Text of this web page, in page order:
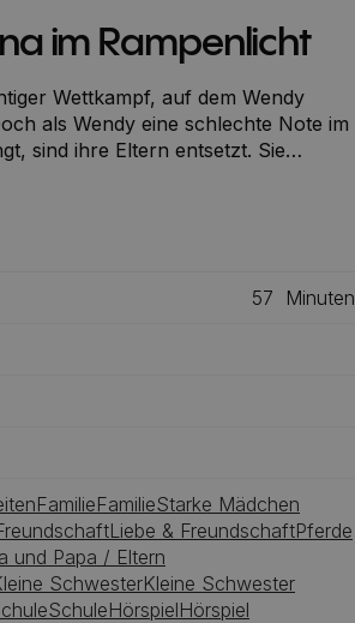
im Rampenlicht
Wettkampf, auf dem Wendy
als Wendy eine schlechte Note im
sind ihre Eltern entsetzt. Sie
Note schreibt.
57 Minuten
FamilieFamilieStarke Mädchen
Liebe & FreundschaftPferde
und Papa / Eltern
SchwesterKleine Schwester
SchuleHörspielHörspiel